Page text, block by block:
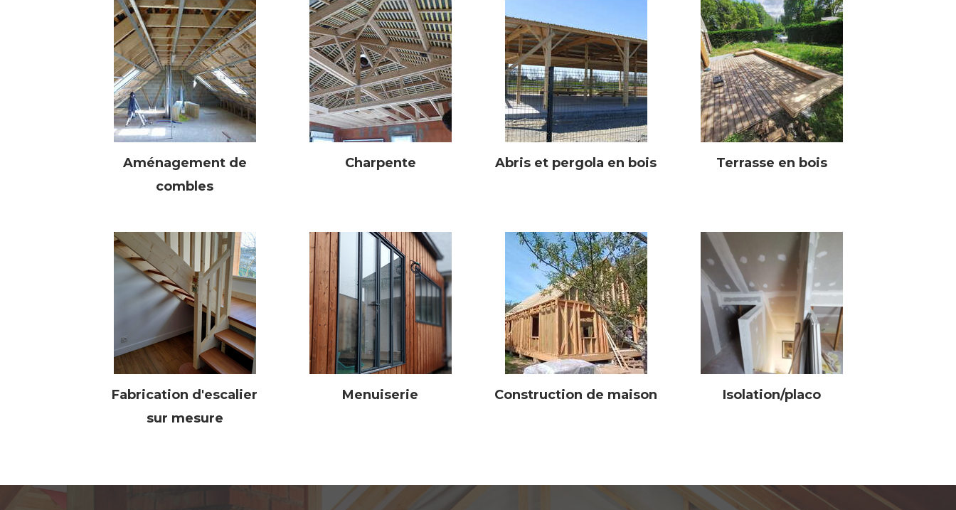
Aménagement de
combles
Charpente Abris et pergola en bois Terrasse en bois
Fabrication d'escalier
sur mesure
Menuiserie Construction de maison Isolation/placo